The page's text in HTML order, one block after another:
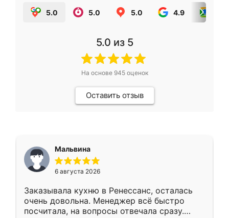
5.0 5.0 5.0 4.9
5.0 из 5
На основе 945оценок
Оставить отзыв
Мальвина
6 августа 2026
Заказывала кухню в Ренессанс, осталась
очень довольна. Менеджер всё быстро
посчитала, на вопросы отвечала сразу.